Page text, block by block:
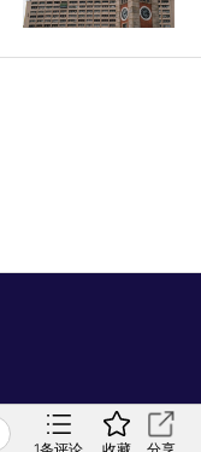
1条评论 收藏 分享